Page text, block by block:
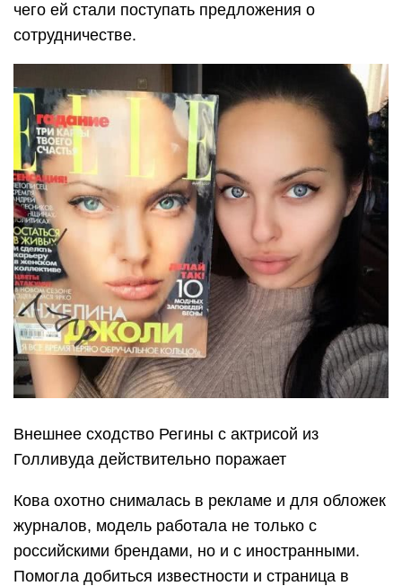
чего ей стали поступать предложения о
сотрудничестве.
Внешнее сходство Регины с актрисой из
Голливуда действительно поражает
Кова охотно снималась в рекламе и для обложек
журналов, модель работала не только с
российскими брендами, но и с иностранными.
Помогла добиться известности и страница в